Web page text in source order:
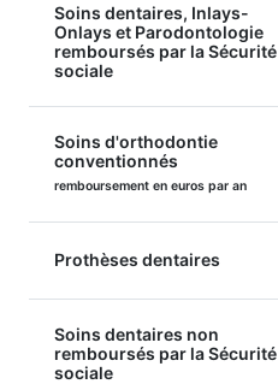
Soins dentaires, Inlays-
Onlays et Parodontologie
remboursés par la Sécurité
sociale
Soins d'orthodontie
conventionnés
remboursement en euros par an
Prothèses dentaires
Soins dentaires non
remboursés par la Sécurité
sociale